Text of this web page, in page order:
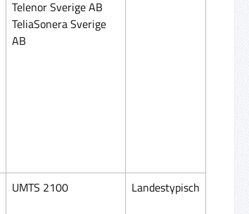
Telenor Sverige AB
TeliaSonera Sverige
AB
UMTS 2100 Landestypisch